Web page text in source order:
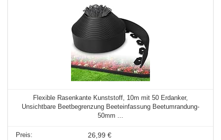
Flexible Rasenkante Kunststoff, 10m mit 50 Erdanker,
Unsichtbare Beetbegrenzung Beeteinfassung Beetumrandung-
50mm ...
26,99 €